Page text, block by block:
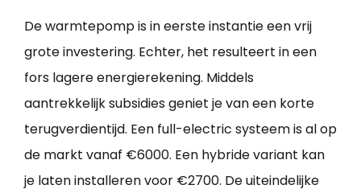
De warmtepomp is in eerste instantie een vrij
grote investering. Echter, het resulteert in een
fors lagere energierekening. Middels
aantrekkelijk subsidies geniet je van een korte
terugverdientijd. Een full-electric systeem is al op
de markt vanaf €6000. Een hybride variant kan
je laten installeren voor €2700. De uiteindelijke